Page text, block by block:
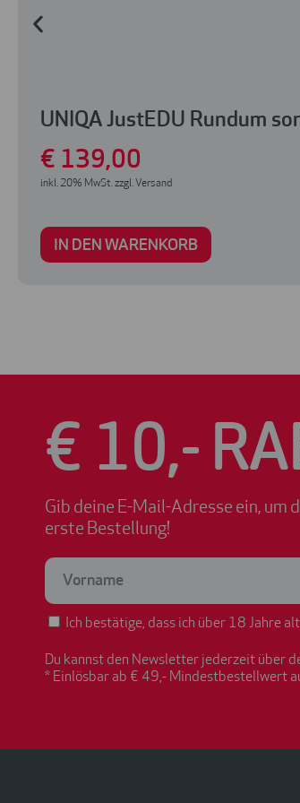
UNIQA JustEDU Rundum
€ 139,00
inkl. 20% MwSt. zzgl. Versand
IN DEN WARENKORB
€ 10,-
Gib deine E-Mail-Adresse ein, um
erste Bestellung!
Ich bestätige, dass ich über 18 Jahre
Du kannst den Newsletter jederzeit über
* Einlösbar ab € 49,- Mindestbestellwert